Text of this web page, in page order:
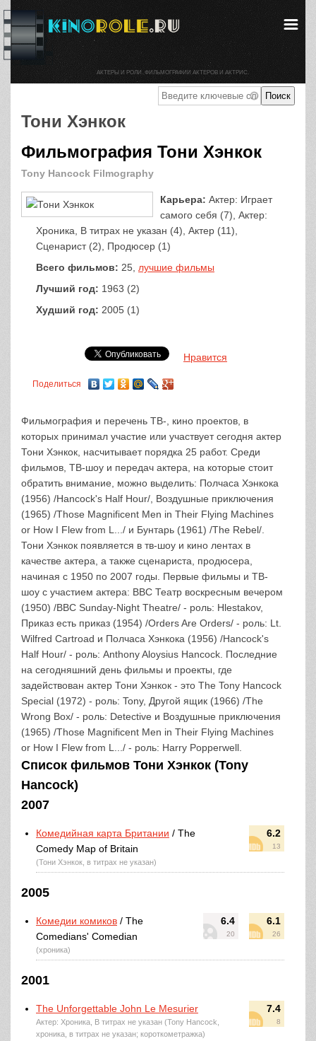
Тони Хэнкок
Фильмография Тони Хэнкок
Tony Hancock Filmography
Карьера: Актер: Играет
самого себя (7), Актер:
Хроника, В титрах не указан (4), Актер (11),
Сценарист (2), Продюсер (1)
Всего фильмов: 25, лучшие фильмы
Лучший год: 1963 (2)
Худший год: 2005 (1)
Нравится
Поделиться
Фильмография и перечень ТВ-, кино проектов, в
которых принимал участие или участвует сегодня актер
Тони Хэнкок, насчитывает порядка 25 работ. Среди
фильмов, ТВ-шоу и передач актера, на которые стоит
обратить внимание, можно выделить: Полчаса Хэнкока
(1956) /Hancock's Half Hour/, Воздушные приключения
(1965) /Those Magnificent Men in Their Flying Machines
or How I Flew from L.../ и Бунтарь (1961) /The Rebel/.
Тони Хэнкок появляется в тв-шоу и кино лентах в
качестве актера, а также сценариста, продюсера,
начиная с 1950 по 2007 годы. Первые фильмы и ТВ-
шоу с участием актера: BBC Театр воскресным вечером
(1950) /BBC Sunday-Night Theatre/ - роль: Hlestakov,
Приказ есть приказ (1954) /Orders Are Orders/ - роль: Lt.
Wilfred Cartroad и Полчаса Хэнкока (1956) /Hancock's
Half Hour/ - роль: Anthony Aloysius Hancock. Последние
на сегодняшний день фильмы и проекты, где
задействован актер Тони Хэнкок - это The Tony Hancock
Special (1972) - роль: Tony, Другой ящик (1966) /The
Wrong Box/ - роль: Detective и Воздушные приключения
(1965) /Those Magnificent Men in Their Flying Machines
or How I Flew from L.../ - роль: Harry Popperwell.
Список фильмов Тони Хэнкок (Tony
Hancock)
2007
6.2
13
Комедийная карта Британии / The
Comedy Map of Britain
(Тони Хэнкок, в титрах не указан)
2005
6.4
20
6.1
26
Комедии комиков / The
Comedians' Comedian
(хроника)
2001
7.4
8
The Unforgettable John Le Mesurier
Актер: Хроника, В титрах не указан (Tony Hancock,
хроника, в титрах не указан; короткометражка)
АКТЕРЫ И РОЛИ. ФИЛЬМОГРАФИИ АКТЕРОВ И АКТРИС.